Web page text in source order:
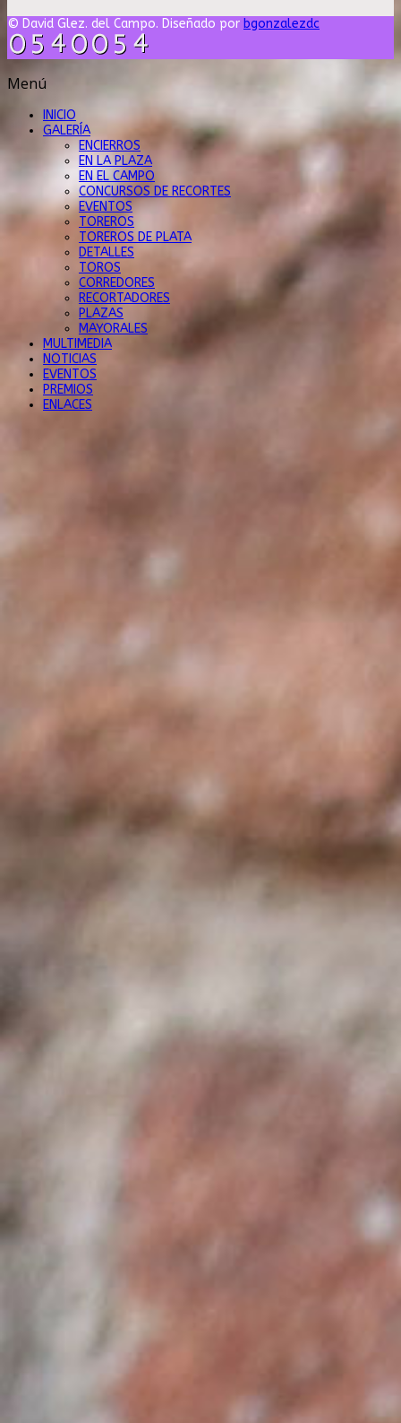
© David Glez. del Campo. Diseñado por bgonzalezdc
Menú
INICIO
GALERÍA
ENCIERROS
EN LA PLAZA
EN EL CAMPO
CONCURSOS DE RECORTES
EVENTOS
TOREROS
TOREROS DE PLATA
DETALLES
TOROS
CORREDORES
RECORTADORES
PLAZAS
MAYORALES
MULTIMEDIA
NOTICIAS
EVENTOS
PREMIOS
ENLACES